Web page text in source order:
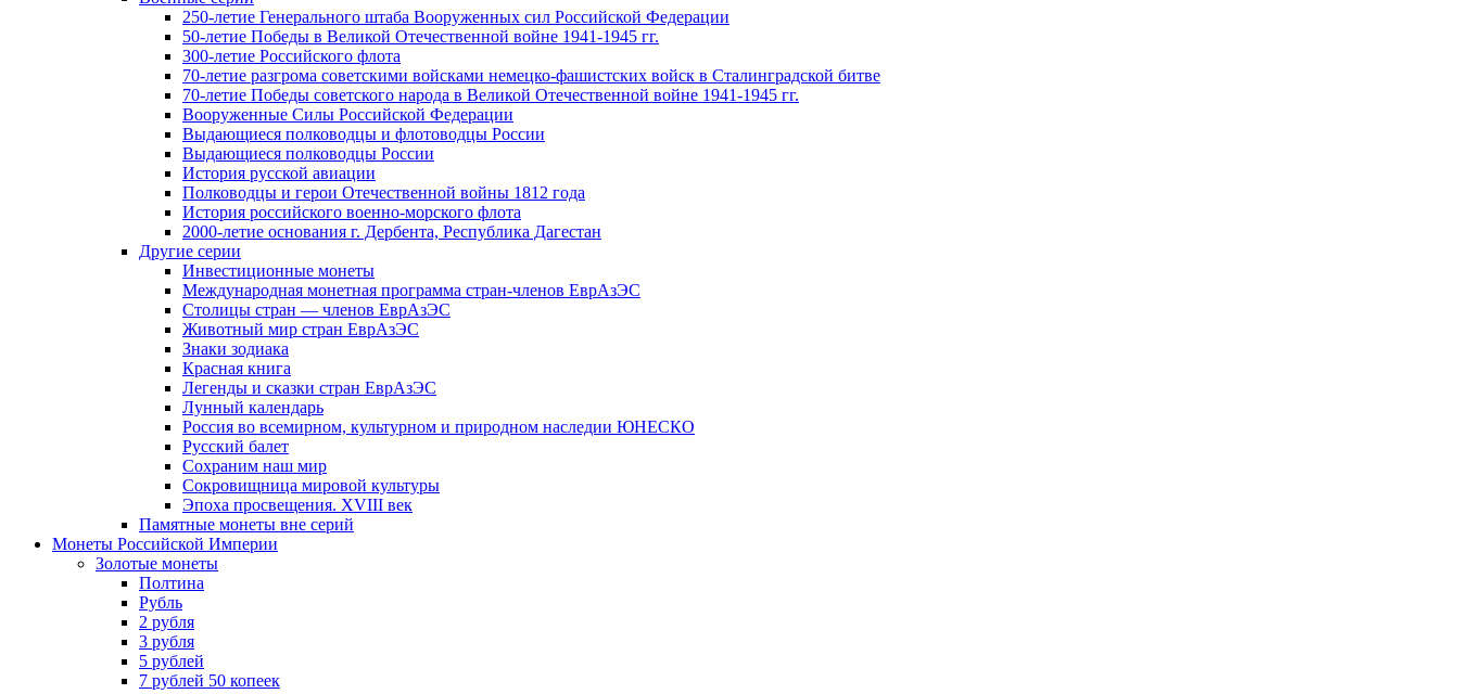
250-летие Генерального штаба Вооруженных сил Российской Федерации
50-летие Победы в Великой Отечественной войне 1941-1945 гг.
300-летие Российского флота
70-летие разгрома советскими войсками немецко-фашистских войск в Сталинградской битве
70-летие Победы советского народа в Великой Отечественной войне 1941-1945 гг.
Вооруженные Силы Российской Федерации
Выдающиеся полководцы и флотоводцы России
Выдающиеся полководцы России
История русской авиации
Полководцы и герои Отечественной войны 1812 года
История российского военно-морского флота
2000-летие основания г. Дербента, Республика Дагестан
Другие серии
Инвестиционные монеты
Международная монетная программа стран-членов ЕврАзЭС
Столицы стран — членов ЕврАзЭС
Животный мир стран ЕврАзЭС
Знаки зодиака
Красная книга
Легенды и сказки стран ЕврАзЭС
Лунный календарь
Россия во всемирном, культурном и природном наследии ЮНЕСКО
Русский балет
Сохраним наш мир
Сокровищница мировой культуры
Эпоха просвещения. XVIII век
Памятные монеты вне серий
Монеты Российской Империи
Золотые монеты
Полтина
Рубль
2 рубля
3 рубля
5 рублей
7 рублей 50 копеек